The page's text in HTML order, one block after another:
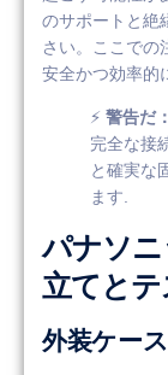
のサポートと絶
さい。ここでの
安全かつ効率的
⚡ 警告だ：
完全な接
と確実な
ます.
パナソニ
立てとテ
外装ケー